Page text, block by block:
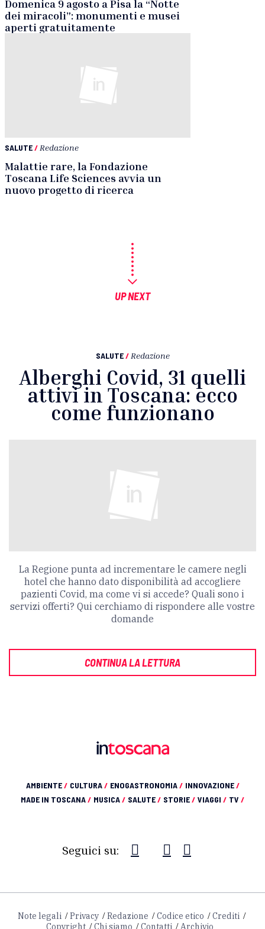
Domenica 9 agosto a Pisa la “Notte
dei miracoli”: monumenti e musei
aperti gratuitamente
SALUTE/ Redazione
Malattie rare, la Fondazione
Toscana Life Sciences avvia un
nuovo progetto di ricerca
UP NEXT
SALUTE / Redazione
Alberghi Covid, 31 quelli
attivi in Toscana: ecco
come funzionano
La Regione punta ad incrementare le camere negli
hotel che hanno dato disponibilità ad accogliere
pazienti Covid, ma come vi si accede? Quali sono i
servizi offerti? Qui cerchiamo di rispondere alle vostre
domande
CONTINUA LA LETTURA
AMBIENTE/ CULTURA/ ENOGASTRONOMIA/ INNOVAZIONE/
MADE IN TOSCANA/ MUSICA/ SALUTE/ STORIE/ VIAGGI / TV /
Seguici su:
Note legali Privacy Redazione Codice etico
Crediti
Copyright
Chi siamo Contatti Archivio